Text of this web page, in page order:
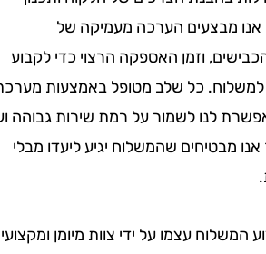
מבצעים הערכה מעמיקה של
וזמן האספקה הרצוי כדי לקבוע
כל שלב מטופל באמצעות מערכת
לשמור על רמת שירות גבוהה ועל
שהמשלוח יגיע ליעדו מבלי
עצמו על ידי צוות מיומן ומקצועי.